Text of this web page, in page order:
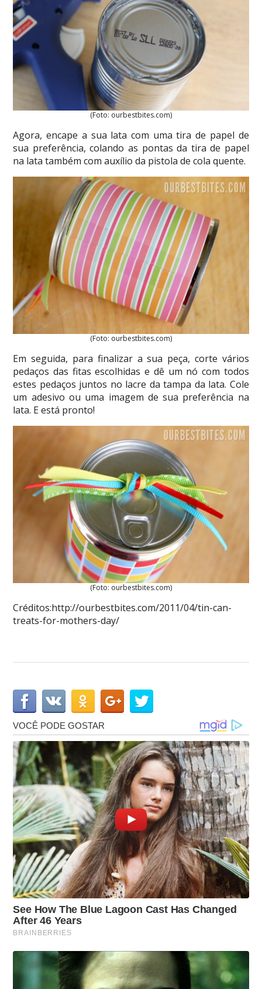
(Foto: ourbestbites.com)
Agora, encape a sua lata com uma tira de papel de
sua preferência, colando as pontas da tira de papel
na lata também com auxílio da pistola de cola quente.
(Foto: ourbestbites.com)
Em seguida, para finalizar a sua peça, corte vários
pedaços das fitas escolhidas e dê um nó com todos
estes pedaços juntos no lacre da tampa da lata. Cole
um adesivo ou uma imagem de sua preferência na
lata. E está pronto!
(Foto: ourbestbites.com)
Créditos:http://ourbestbites.com/2011/04/tin-can-
treats-for-mothers-day/